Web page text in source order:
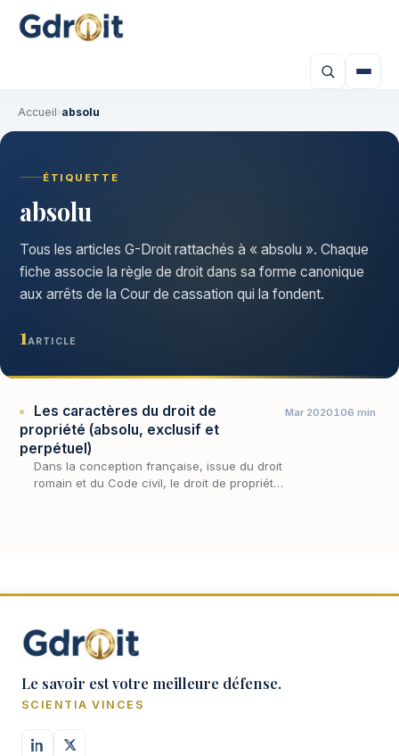
Accueil›absolu
ÉTIQUETTE
absolu
Tous les articles G-Droit rattachés à « absolu ». Chaque
fiche associe la règle de droit dans sa forme canonique
aux arrêts de la Cour de cassation qui la fondent.
1 ARTICLE
Les caractères du droit de
propriété (absolu, exclusif et
perpétuel)
Dans la conception française, issue du droit
romain et du Code civil, le droit de propriété
Mar 2020106 min
Le savoir est votre meilleure défense.
SCIENTIA VINCES